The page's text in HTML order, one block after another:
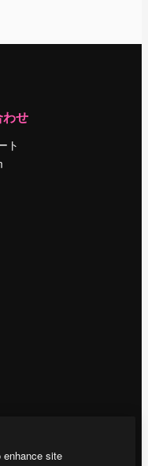
せ
ト
enhance site